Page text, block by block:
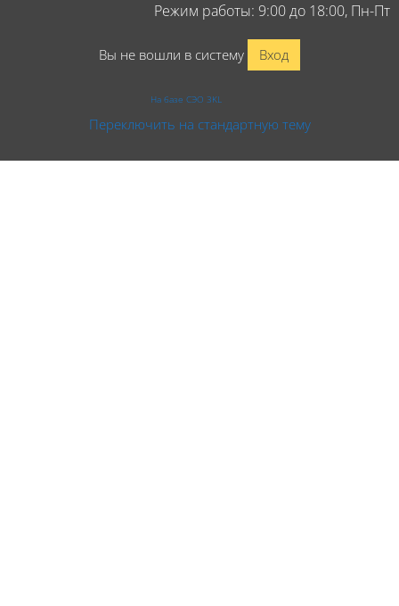
Режим работы: 9:00 до 18:00, Пн-Пт
Вы не вошли в систему Вход
На базе СЭО 3KL
Переключить на стандартную тему